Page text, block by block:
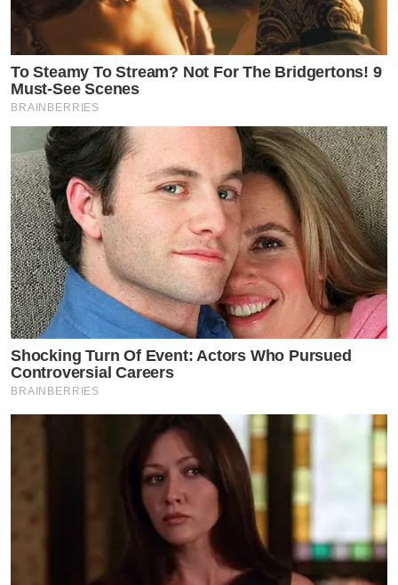
ข่าวที่น่าสนใจ
ชาวเน็ตจอดรถทัวร์ ไอจี เบียร์ เดอะวอยซ์ รอฟัง
ความจริงกันเต็ม!!
ป่วยส่งท้ายปี มิลลิตรวจพบซีสต์ที่เส้นเสียง !
ปัจจุบันหลายคนชอบนอนดึกกันจนติดเป็นนิสัย จะให้แก้
ก็ยากเย็น แต่หารู้ไม่ว่ายิ่งนอนดึก ยิ่งเสี่ยงต่อภาวะไขมัน
พอกตับ และโรคตับอื่นๆ อีกหลายชนิด! เพราะตับเป็น
อวัยวะที่รับของเสีย หากตับพังสุขภาพพัง
กดลิ้งค์รับข้อมูล อาหารเสริมบำรุงตับ จากเกาหลีเพิ่ม
https://www.tvpoolreward.com/
เมื่อสุขภาพดีแล้วจำเป็นต้องดูแลสุขภาพผิวด้วย
To Steamy To Stream? Not For The Bridgertons! 9
Must-See Scenes
BRAINBERRIES
Shocking Turn Of Event: Actors Who Pursued
Controversial Careers
BRAINBERRIES